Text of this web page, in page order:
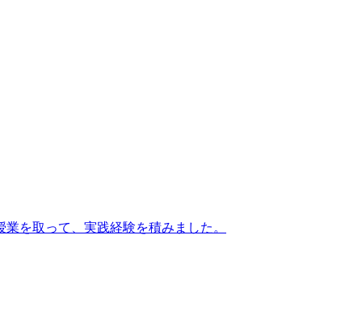
を取って、実践経験を積みました。